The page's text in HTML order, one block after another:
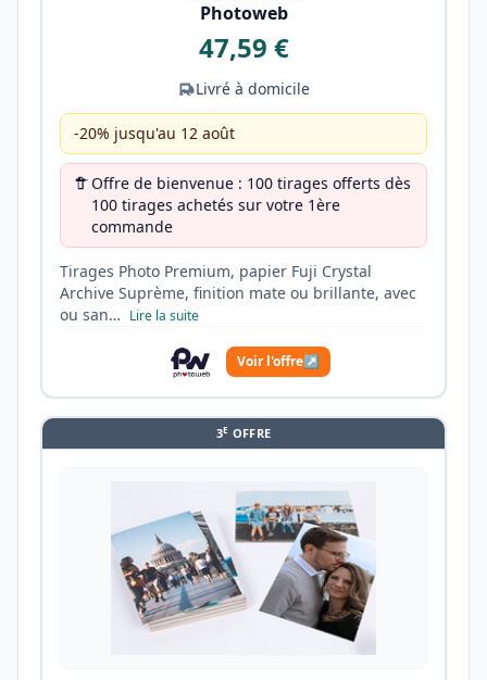
Photoweb
47,59 €
Livré à domicile
-20% jusqu'au 12 août
Offre de bienvenue : 100 tirages offerts dès
100 tirages achetés sur votre 1ère
commande
Tirages Photo Premium, papier Fuji Crystal
Archive Suprème, finition mate ou brillante, avec
ou san… Lire la suite
Voir l'offre↗
3E OFFRE